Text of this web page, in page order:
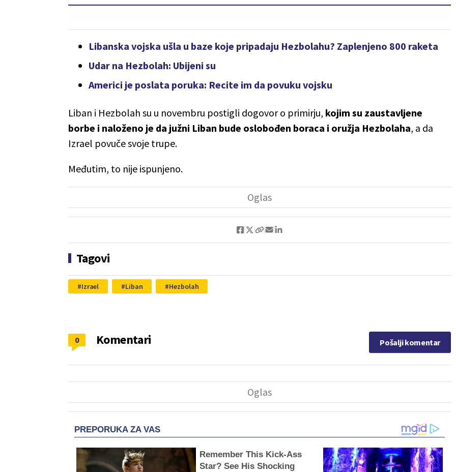
Libanska vojska ušla u baze koje pripadaju Hezbolahu? Zaplenjeno 800 raketa
Udar na Hezbolah: Ubijeni su
Americi je poslata poruka: Recite im da povuku vojsku
Liban i Hezbolah su u novembru postigli dogovor o primirju, kojim su zaustavljene
borbe i naloženo je da južni Liban bude oslobođen boraca i oružja Hezbolaha, a da
Izrael povuče svoje trupe.
Međutim, to nije ispunjeno.
Tagovi
Izrael Liban Hezbolah
Komentari
0 Pošalji komentar
PREPORUKA ZA VAS
Remember This Kick-Ass
Star? See His Shocking